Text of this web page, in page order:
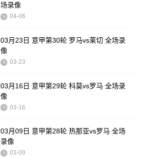
场录像
04-06
03月23日 意甲第30轮 罗马vs莱切 全场录
像
03-23
03月16日 意甲第29轮 科莫vs罗马 全场录
像
03-16
03月09日 意甲第28轮 热那亚vs罗马 全场
录像
03-09